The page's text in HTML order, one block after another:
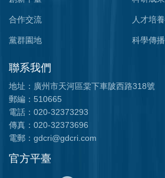
合作交流 人才培養
黨群園地 科學傳播
聯系我們
地址：廣州市天河區棠下車陂西路318號
郵編：510665
電話：020-32373293
傳真：020-32373696
電郵：gdcri@gdcri.com
官方平臺